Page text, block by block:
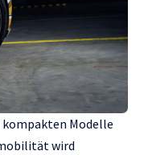
kompakten Modelle
wird